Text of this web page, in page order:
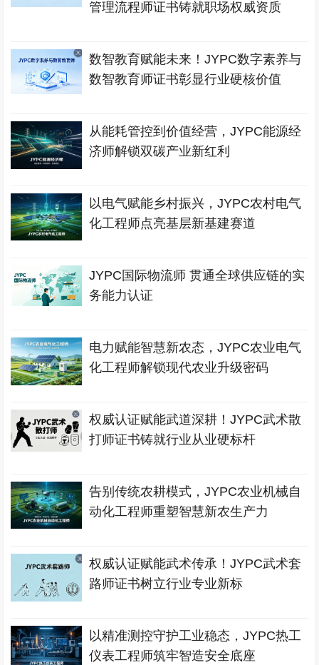
管理流程师证书铸就职场权威资质
数智教育赋能未来！JYPC数字素养与
数智教育师证书彰显行业硬核价值
从能耗管控到价值经营，JYPC能源经
济师解锁双碳产业新红利
以电气赋能乡村振兴，JYPC农村电气
化工程师点亮基层新基建赛道
JYPC国际物流师 贯通全球供应链的实
务能力认证
电力赋能智慧新农态，JYPC农业电气
化工程师解锁现代农业升级密码
权威认证赋能武道深耕！JYPC武术散
打师证书铸就行业从业硬标杆
告别传统农耕模式，JYPC农业机械自
动化工程师重塑智慧新农生产力
权威认证赋能武术传承！JYPC武术套
路师证书树立行业专业新标
以精准测控守护工业稳态，JYPC热工
仪表工程师筑牢智造安全底座